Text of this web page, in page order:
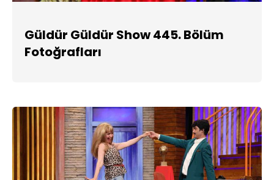
Güldür Güldür Show 445. Bölüm
Fotoğrafları